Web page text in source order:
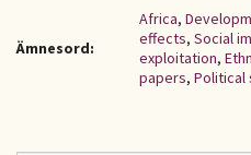
Ämnesord:
Africa,
effects, Social
exploitation,
papers, Political